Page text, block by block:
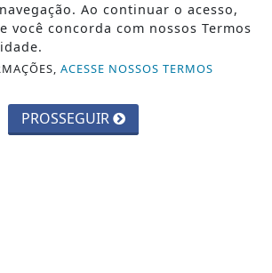
Saiba MaisAo continuar o acesso,
você concorda com nossos Termos
ACESSE NOSSOS TERMOS
PROSSEGUIR